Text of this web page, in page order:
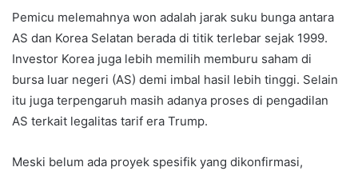
Pemicu melemahnya won adalah jarak suku bunga antara
AS dan Korea Selatan berada di titik terlebar sejak 1999.
Investor Korea juga lebih memilih memburu saham di
bursa luar negeri (AS) demi imbal hasil lebih tinggi. Selain
itu juga terpengaruh masih adanya proses di pengadilan
AS terkait legalitas tarif era Trump.
Meski belum ada proyek spesifik yang dikonfirmasi,